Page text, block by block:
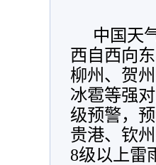
中国天
西自西向
柳州、贺
冰雹等强
级预警，
贵港、钦
8级以上雷